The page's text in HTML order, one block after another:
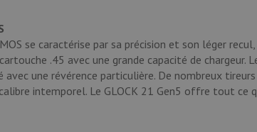
se caractérise par sa précision et son léger
.45 avec une grande capacité de chargeur.
avec une révérence particulière. De nombreux
intemporel. Le GLOCK 21 Gen5 offre tout ce